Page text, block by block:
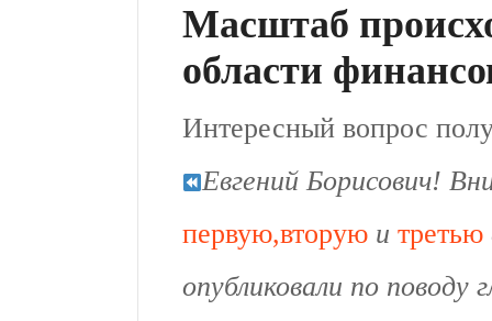
Масштаб
области
Интересный вопрос
Евгений Борисович!
первую,вторую и третью
опубликовали по поводу